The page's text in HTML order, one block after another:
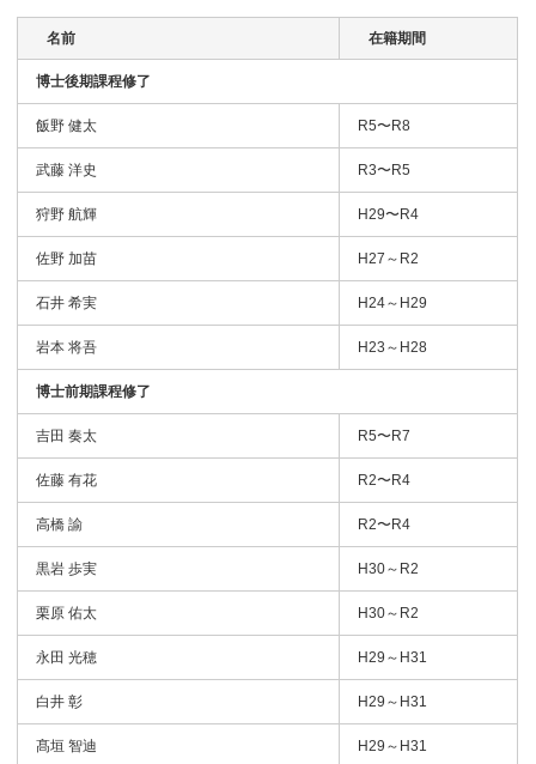
名前 在籍期間
博士後期課程修了
飯野 健太 R5〜R8
武藤 洋史 R3〜R5
狩野 航輝 H29〜R4
佐野 加苗 H27～R2
石井 希実 H24～H29
岩本 将吾 H23～H28
博士前期課程修了
吉田 奏太 R5〜R7
佐藤 有花 R2〜R4
高橋 諭 R2〜R4
黒岩 歩実 H30～R2
栗原 佑太 H30～R2
永田 光穂 H29～H31
白井 彰 H29～H31
髙垣 智迪 H29～H31